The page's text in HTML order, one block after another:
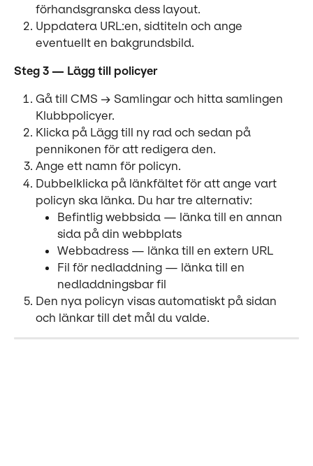
förhandsgranska dess layout.
Uppdatera URL:en, sidtiteln och ange
eventuellt en bakgrundsbild.
Steg 3 — Lägg till policyer
Gå till CMS → Samlingar och hitta samlingen
Klubbpolicyer.
Klicka på Lägg till ny rad och sedan på
pennikonen för att redigera den.
Ange ett namn för policyn.
Dubbelklicka på länkfältet för att ange vart
policyn ska länka. Du har tre alternativ:
Befintlig webbsida — länka till en annan
sida på din webbplats
Webbadress — länka till en extern URL
Fil för nedladdning — länka till en
nedladdningsbar fil
Den nya policyn visas automatiskt på sidan
och länkar till det mål du valde.